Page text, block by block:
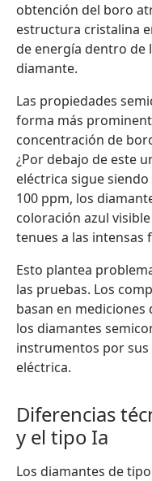
obtención del boro
estructura cristalina
de energía dentro de
diamante.
Las propiedades
forma más
concentración de
¿Por debajo de este
eléctrica sigue
100 ppm, los
coloración azul
tenues a las intensas
Esto plantea
las pruebas. Los
basan en
los diamantes
instrumentos por
eléctrica.
Diferencias
y el tipo Ia
Los diamantes de